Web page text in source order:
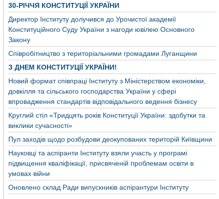
30-РІЧЧЯ КОНСТИТУЦІЇ УКРАЇНИ
Директор Інституту долучився до Урочистої академії
Конституційного Суду України з нагоди ювілею Основного
Закону
Співробітництво з територіальними громадами Луганщини
З ДНЕМ КОНСТИТУЦІЇ УКРАЇНИ!
Новий формат співпраці Інституту з Міністерством економіки,
довкілля та сільського господарства України у сфері
впровадження стандартів відповідального ведення бізнесу
Круглий стіл «Тридцять років Конституції України: здобутки та
виклики сучасності»
Пул заходів щодо розбудови деокупованих територій Київщини
Науковці та аспіранти Інституту взяли участь у програмі
підвищення кваліфікації, присвяченій проблемам освіти в
умовах війни
Оновлено склад Ради випускників аспірантури Інституту